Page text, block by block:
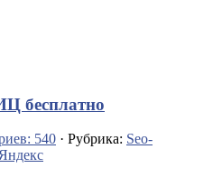
бесплатно
540 · Рубрика: Seo-